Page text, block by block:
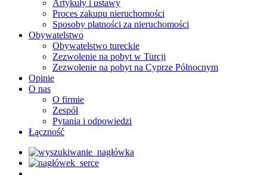
Artykuły i ustawy
Proces zakupu nieruchomości
Sposoby płatności za nieruchomości
Obywatelstwo
Obywatelstwo tureckie
Zezwolenie na pobyt w Turcji
Zezwolenie na pobyt na Cyprze Północnym
Opinie
O nas
O firmie
Zespół
Pytania i odpowiedzi
Łączność